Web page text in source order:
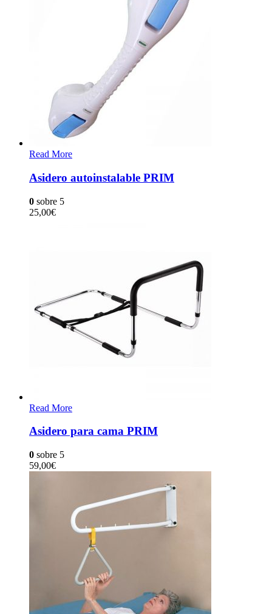
Read More
Asidero autoinstalable PRIM
0 sobre 5
25,00€
Read More
Asidero para cama PRIM
0 sobre 5
59,00€